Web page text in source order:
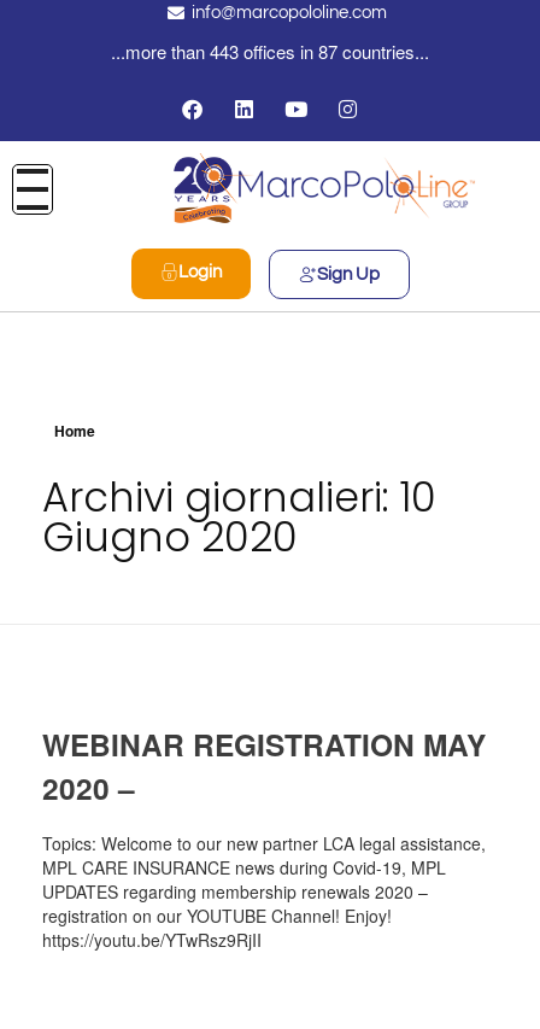
info@marcopololine.com
...more than 443 offices in 87 countries...
Login Sign Up
Home
Archivi giornalieri: 10
Giugno 2020
WEBINAR REGISTRATION MAY
2020 –
Topics: Welcome to our new partner LCA legal assistance,
MPL CARE INSURANCE news during Covid-19, MPL
UPDATES regarding membership renewals 2020 –
registration on our YOUTUBE Channel! Enjoy!
https://youtu.be/YTwRsz9RjII